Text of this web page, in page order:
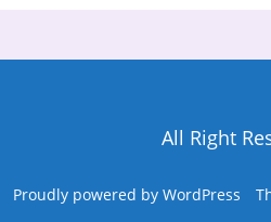
All Right
Proudly powered by WordPress